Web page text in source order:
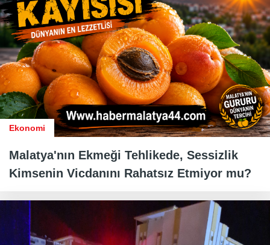
Ekonomi
Malatya'nın Ekmeği Tehlikede, Sessizlik
Kimsenin Vicdanını Rahatsız Etmiyor mu?